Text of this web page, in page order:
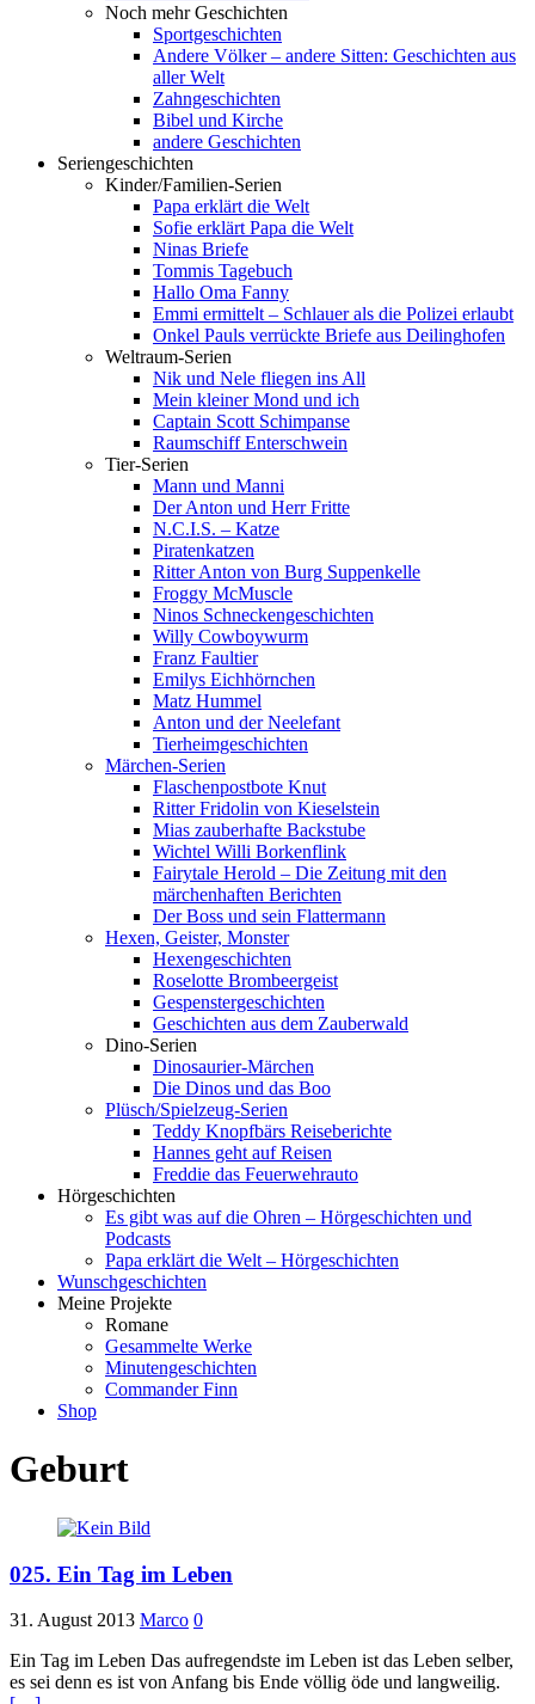
Noch mehr Geschichten
Sportgeschichten
Andere Völker – andere Sitten: Geschichten aus
aller Welt
Zahngeschichten
Bibel und Kirche
andere Geschichten
Seriengeschichten
Kinder/Familien-Serien
Papa erklärt die Welt
Sofie erklärt Papa die Welt
Ninas Briefe
Tommis Tagebuch
Hallo Oma Fanny
Emmi ermittelt – Schlauer als die Polizei erlaubt
Onkel Pauls verrückte Briefe aus Deilinghofen
Weltraum-Serien
Nik und Nele fliegen ins All
Mein kleiner Mond und ich
Captain Scott Schimpanse
Raumschiff Enterschwein
Tier-Serien
Mann und Manni
Der Anton und Herr Fritte
N.C.I.S. – Katze
Piratenkatzen
Ritter Anton von Burg Suppenkelle
Froggy McMuscle
Ninos Schneckengeschichten
Willy Cowboywurm
Franz Faultier
Emilys Eichhörnchen
Matz Hummel
Anton und der Neelefant
Tierheimgeschichten
Märchen-Serien
Flaschenpostbote Knut
Ritter Fridolin von Kieselstein
Mias zauberhafte Backstube
Wichtel Willi Borkenflink
Fairytale Herold – Die Zeitung mit den
märchenhaften Berichten
Der Boss und sein Flattermann
Hexen, Geister, Monster
Hexengeschichten
Roselotte Brombeergeist
Gespenstergeschichten
Geschichten aus dem Zauberwald
Dino-Serien
Dinosaurier-Märchen
Die Dinos und das Boo
Plüsch/Spielzeug-Serien
Teddy Knopfbärs Reiseberichte
Hannes geht auf Reisen
Freddie das Feuerwehrauto
Hörgeschichten
Es gibt was auf die Ohren – Hörgeschichten und
Podcasts
Papa erklärt die Welt – Hörgeschichten
Wunschgeschichten
Meine Projekte
Romane
Gesammelte Werke
Minutengeschichten
Commander Finn
Shop
Geburt
025. Ein Tag im Leben
31. August 2013 Marco 0
Ein Tag im Leben Das aufregendste im Leben ist das Leben selber,
es sei denn es ist von Anfang bis Ende völlig öde und langweilig.